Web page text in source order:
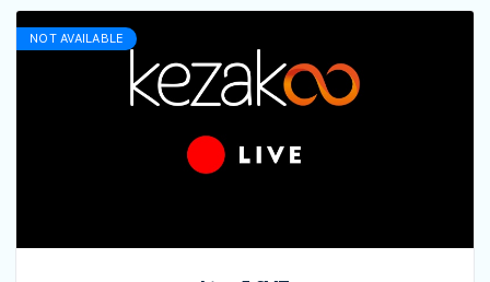
NOT AVAILABLE